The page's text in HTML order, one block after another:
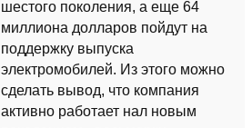
шестого поколения, а еще 64
миллиона долларов пойдут на
поддержку выпуска
электромобилей. Из этого можно
сделать вывод, что компания
активно работает нал новым